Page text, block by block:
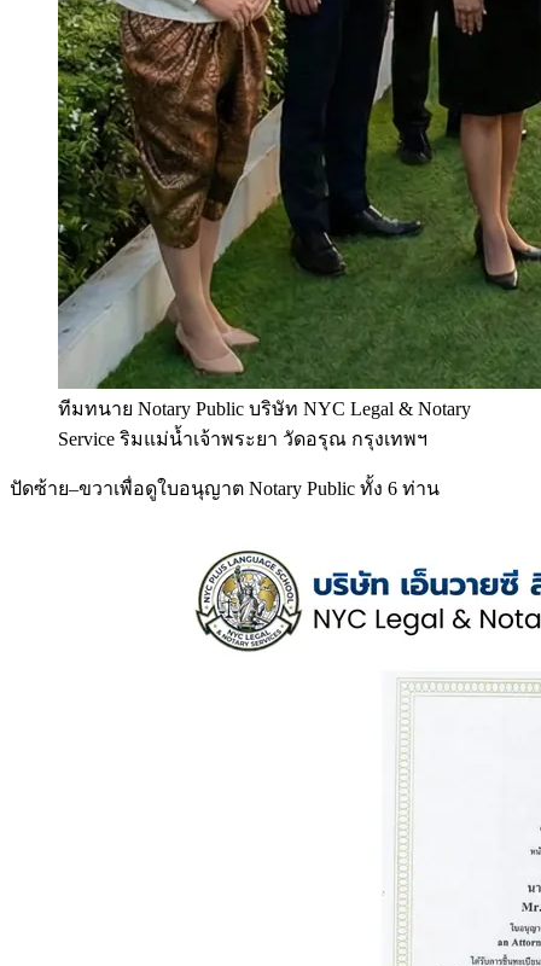
ทีมทนาย Notary Public บริษัท NYC Legal & Notary
Service ริมแม่น้ำเจ้าพระยา วัดอรุณ กรุงเทพฯ
ปัดซ้าย–ขวาเพื่อดูใบอนุญาต Notary Public ทั้ง 6 ท่าน